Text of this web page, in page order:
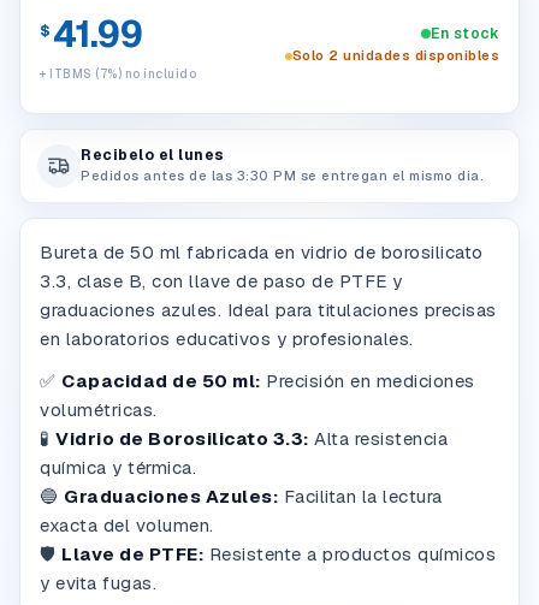
$ 41.99
+ ITBMS (7%) no incluido
En stock
Solo 2 unidades disponibles
Recibelo el lunes
Pedidos antes de las 3:30 PM se entregan el mismo dia.
Bureta de 50 ml fabricada en vidrio de borosilicato
3.3, clase B, con llave de paso de PTFE y
graduaciones azules. Ideal para titulaciones precisas
en laboratorios educativos y profesionales.
✅ Capacidad de 50 ml: Precisión en mediciones
volumétricas.
🧪 Vidrio de Borosilicato 3.3: Alta resistencia
química y térmica.
🔵 Graduaciones Azules: Facilitan la lectura
exacta del volumen.
🛡️ Llave de PTFE: Resistente a productos químicos
y evita fugas.